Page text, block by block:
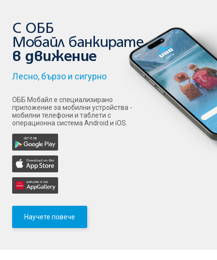
С ОББ
Мобайл банкирате
в движение
Лесно, бързо и сигурно
ОББ Мобайл е специализирано
приложение за мобилни устройства -
мобилни телефони и таблети с
операционна система Android и iOS.
Научете повече